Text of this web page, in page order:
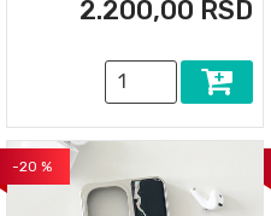
2.200,00 RSD
-20 %